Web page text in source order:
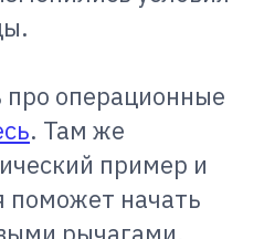
про операционные
. Там же
пример и
поможет начать